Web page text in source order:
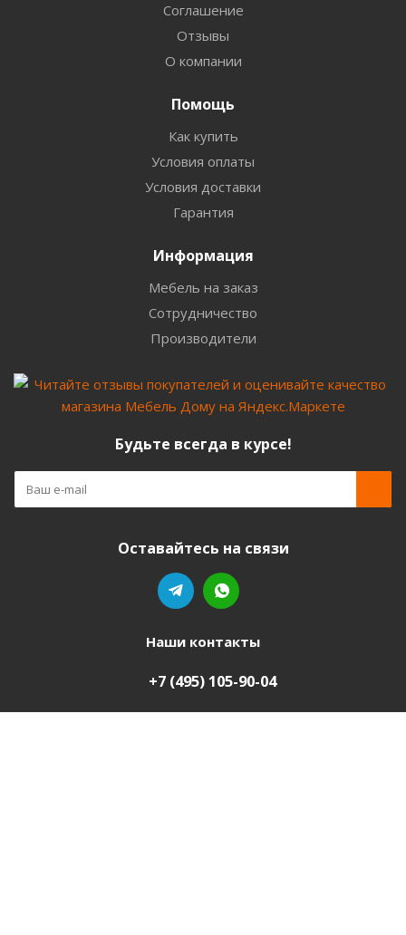
Соглашение
Отзывы
О компании
Помощь
Как купить
Условия оплаты
Условия доставки
Гарантия
Информация
Мебель на заказ
Сотрудничество
Производители
Будьте всегда в курсе!
Оставайтесь на связи
Наши контакты
+7 (495) 105-90-04